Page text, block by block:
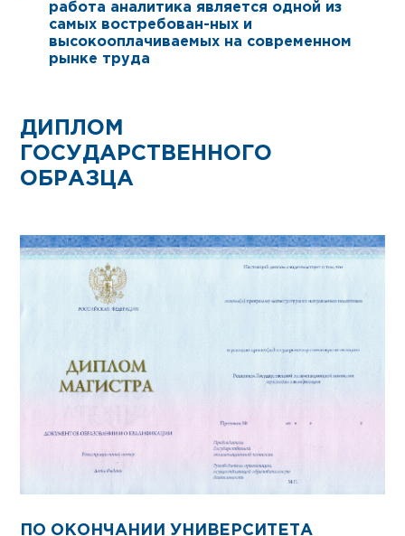
работа аналитика является одной из
самых востребован-ных и
высокооплачиваемых на современном
рынке труда
ДИПЛОМ
ГОСУДАРСТВЕННОГО
ОБРАЗЦА
ПО ОКОНЧАНИИ УНИВЕРСИТЕТА